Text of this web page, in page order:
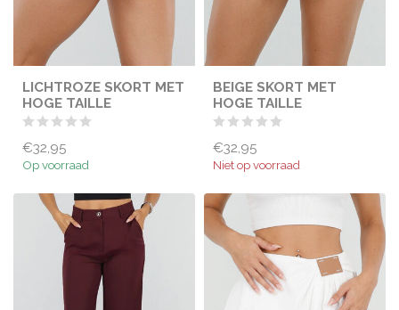
LICHTROZE SKORT MET
HOGE TAILLE
€32,95
Op voorraad
BEIGE SKORT MET
HOGE TAILLE
€32,95
Niet op voorraad